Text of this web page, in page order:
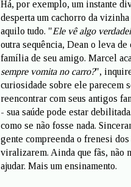
Há, por exemplo, um instante
desperta um cachorro da
aquilo tudo. "Ele vê algo
outra sequência, Dean o leva
família de seu amigo. Marcel
sempre vomita no carro?",
curiosidade sobre ele parecem
reencontrar com seus antigos
- sua saúde pode estar
como se não fosse nada.
gente compreenda o frenesi
viralizarem. Ainda que fãs, não
ajudar. Mais um ensinamento.